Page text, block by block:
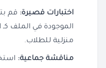
اختبارات قصيرة: قم
الموجودة في الملف كـ
منزلية للطلاب.
مناقشة جماعية: